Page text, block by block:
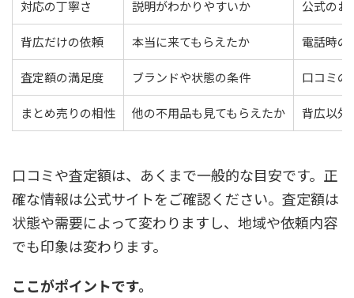
対応の丁寧さ 説明がわかりやすいか 公式のお
背広だけの依頼 本当に来てもらえたか 電話時の
査定額の満足度 ブランドや状態の条件 口コミの
まとめ売りの相性 他の不用品も見てもらえたか 背広以外
口コミや査定額は、あくまで一般的な目安です。正
確な情報は公式サイトをご確認ください。査定額は
状態や需要によって変わりますし、地域や依頼内容
でも印象は変わります。
ここがポイントです。